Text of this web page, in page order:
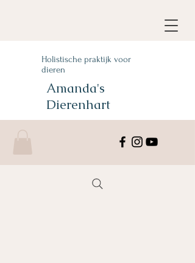
Holistische praktijk voor
dieren
Amanda's
Dierenhart